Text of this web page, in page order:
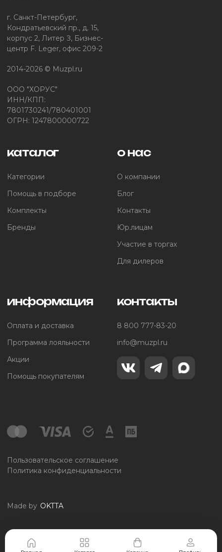
г. Санкт-Петербург,
Кондратьевский пр., д. 15,
корпус 2, Литер З, Бизнес-
центр F. Leger, офис 209-2
2014-2026 © Muzpl.ru
ООО "ХОРУС"
ИНН/КПП:
7801730241/780401001
ОГРН: 1247800000722
каталог
Категории
Помощь в подборе
Комплекты
Бренды
о нас
О компании
Блог
Контакты
Юр.лицам
Участие в торгах
Для дилеров
информация
Оплата и доставка
Программа лояльности
Акции
Помощь покупателям
контакты
8 800 777-83-20
info@muzpl.ru
Пользовательское соглашение
Политика конфиденциальности
Made by OKTTA